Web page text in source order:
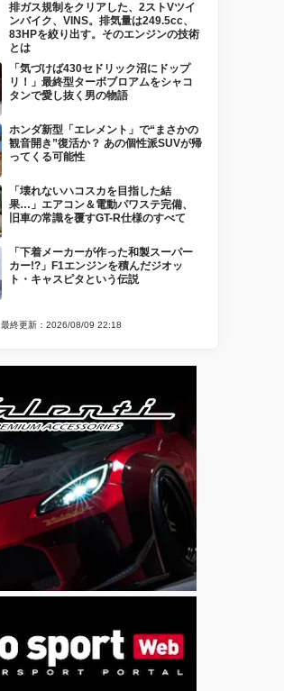
排ガス規制をクリアした、2ストVツイ
ンバイク、VINS。排気量は249.5cc、
83HPを絞り出す。そのエンジンの技術
とは
「気づけば430セドリック沼にドップ
リ！」最終型ターボブロアムをシャコ
タンで愛し抜く男の物語
ホンダ新型「エレメント」で“まさかの
観音開き”復活か？ あの個性派SUVが帰
ってくる可能性
「壊れないハコスカを目指した結
果…」エアコン＆電動パワステ完備、
旧車の常識を覆すGT-R仕様のすべて
「下着メーカーが作った和製スーパー
カー!?」F1エンジンを積んだジオッ
ト・キャスピタという伝説
最終更新：2026/08/09 22:18